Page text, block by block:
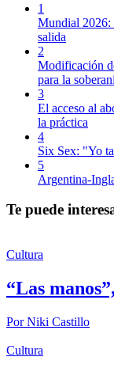
1
Mundial 2026:
salida
2
Modificación
para la
3
El acceso al
la práctica
4
Six Sex: "Yo
5
Argentina-
Te puede
Cultura
“Las
PorNiki Castillo
Cultura